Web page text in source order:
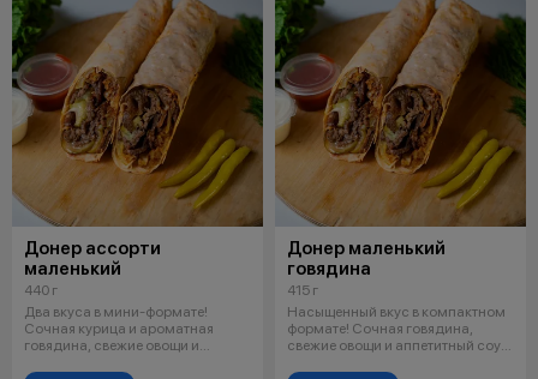
Донер ассорти
маленький
440 г
Два вкуса в мини-формате!
Сочная курица и ароматная
говядина, свежие овощи и
Донер маленький
говядина
415 г
Насыщенный вкус в компактном
формате! Сочная говядина,
свежие овощи и аппетитный соус,